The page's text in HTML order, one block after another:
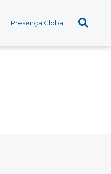
Presença Global